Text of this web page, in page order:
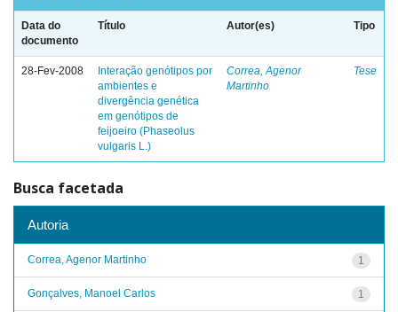
Data do
documento
Título Autor(es) Tipo
28-Fev-2008
Interação genótipos por
ambientes e
divergência genética
em genótipos de
feijoeiro (Phaseolus
vulgaris L.)
Correa, Agenor
Martinho
Tese
Busca facetada
Autoria
1
Correa, Agenor Martinho
1
Gonçalves, Manoel Carlos